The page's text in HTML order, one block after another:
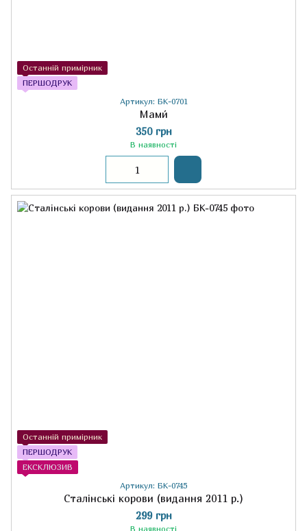
Останній примірник
ПЕРШОДРУК
Артикул: БК-0701
Мами́
350 грн
В наявності
Останній примірник
ПЕРШОДРУК
ЕКСКЛЮЗИВ
Артикул: БК-0745
Сталінські корови (видання 2011 р.)
299 грн
В наявності